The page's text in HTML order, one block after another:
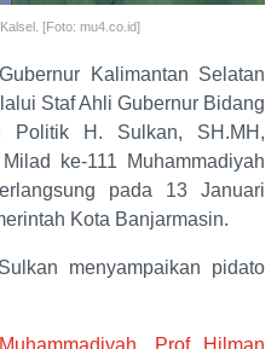
[Foto: mu4.co.id]
Gubernur Kalimantan Selatan
Staf Ahli Gubernur Bidang
Politik H. Sulkan, SH.MH,
ke-111 Muhammadiyah
pada 13 Januari
Kota Banjarmasin.
menyampaikan pidato